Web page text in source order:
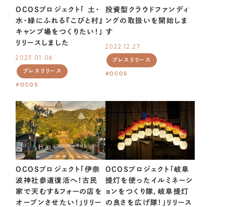
OCOSプロジェクト「 土・
水・緑にふれる『こびと村』
キャンプ場をつくりたい！」
リリースしました
2023.01.06
プレスリリース
OCOS
投資型クラウドファンディ
ングの取扱いを開始しま
す
2022.12.27
プレスリリース
OCOS
OCOSプロジェクト「伊奈
波神社参道復活へ！古民
家で天むす＆フォーの店を
オープンさせたい！」リリー
OCOSプロジェクト「岐阜
提灯を使ったイルミネーシ
ョンをつくり隊，岐阜提灯
の良さを広げ隊！」リリース